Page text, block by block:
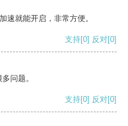
速就能开启，非常方便。
支持[0] 反对[0]
问题。
支持[0] 反对[0]